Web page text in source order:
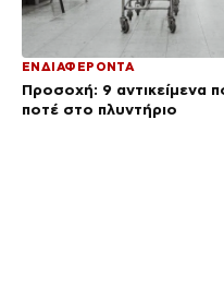
ΕΝΔΙΑΦΕΡΟΝΤΑ
Προσοχή: 9 αντικείμενα
ποτέ στο πλυντήριο